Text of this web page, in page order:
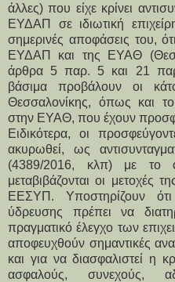
άλλες) που είχε κρίνει
ΕΥΔΑΠ σε ιδιωτική
σημερινές αποφάσεις του,
ΕΥΔΑΠ και της ΕΥΑΘ
άρθρα 5 παρ. 5 και 21
βάσιμα προβάλουν οι
Θεσσαλονίκης, όπως και
στην ΕΥΑΘ, που έχουν
Ειδικότερα, οι
ακυρωθεί, ως
(4389/2016, κλπ) με το
μεταβιβάζονται οι
ΕΕΣΥΠ. Υποστηρίζουν ότι
ύδρευσης πρέπει να
πραγματικό έλεγχο των
αποφευχθούν σημαντικές
και για να διασφαλιστεί η
ασφαλούς, συνεχούς,